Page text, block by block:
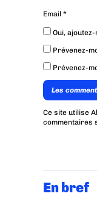
Email *
Oui,
Prévenez-
Prévenez-
Les
Ce site utilise
commentaires
En bref